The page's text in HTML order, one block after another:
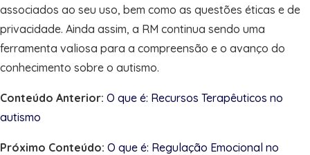
associados ao seu uso, bem como as questões éticas e de
privacidade. Ainda assim, a RM continua sendo uma
ferramenta valiosa para a compreensão e o avanço do
conhecimento sobre o autismo.
Conteúdo Anterior: O que é: Recursos Terapêuticos no
autismo
Próximo Conteúdo: O que é: Regulação Emocional no